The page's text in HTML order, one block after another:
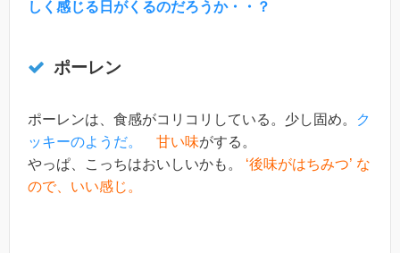
しく感じる日がくるのだろうか・・？
ポーレン
ポーレンは、食感がコリコリしている。少し固め。
ク
ッキーのようだ。
甘い味がする。
やっぱ、こっちはおいしいかも。 ‘後味がはちみつ’ な
ので、いい感じ。